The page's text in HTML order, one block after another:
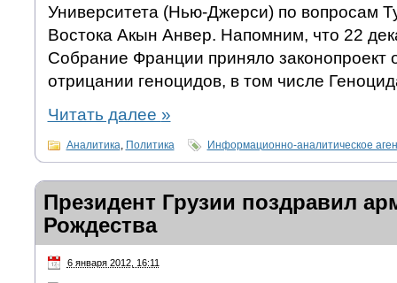
Университета (Нью-Джерси) по вопросам
Востока Акын Анвер. Напомним, что 22
Собрание Франции приняло законопроект
отрицании геноцидов, в том числе
Читать далее »
Аналитика, Политика Информационно-аналитическое
Президент Грузии поздравил
Рождества
6 января 2012, 16:11